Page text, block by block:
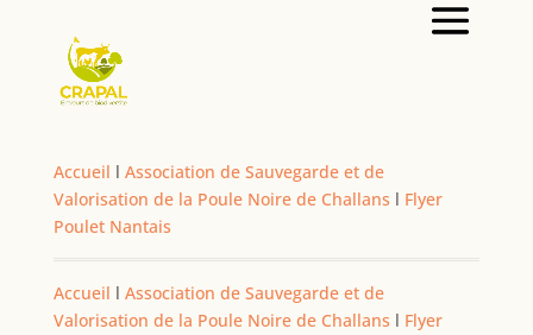
Accueil l Association de Sauvegarde et de
Valorisation de la Poule Noire de Challans l Flyer
Poulet Nantais
Accueil l Association de Sauvegarde et de
Valorisation de la Poule Noire de Challans l Flyer